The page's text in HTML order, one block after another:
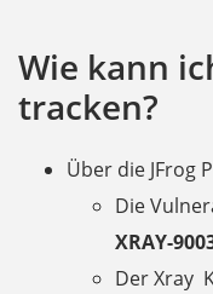
Wie kann
tracken?
Über die JFrog
Die
XRAY-
Der Xray